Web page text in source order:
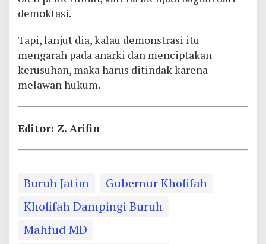
demoktasi.
Tapi, lanjut dia, kalau demonstrasi itu
mengarah pada anarki dan menciptakan
kerusuhan, maka harus ditindak karena
melawan hukum.
Editor: Z. Arifin
Buruh Jatim
Gubernur Khofifah
Khofifah Dampingi Buruh
Mahfud MD